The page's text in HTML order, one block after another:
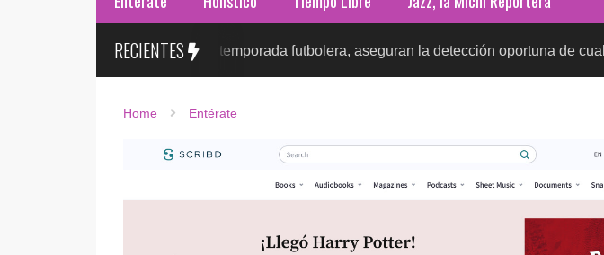
RECIENTES
de ITS tras la temporada futbolera, aseguran la detección oportuna de cualquier
Home Entérate